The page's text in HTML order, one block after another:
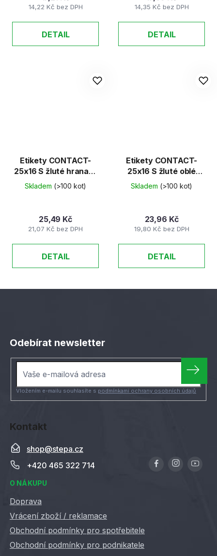
14,22 Kč bez DPH
DETAIL
14,35 Kč bez DPH
DETAIL
Etikety CONTACT-
25x16 S žluté hranaté
40ks/K
Skladem (>100 kot)
21,07 Kč bez DPH
25,49 Kč
DETAIL
Etikety CONTACT-
25x16 S žluté oblé
40ks/K
Skladem (>100 kot)
19,80 Kč bez DPH
23,96 Kč
DETAIL
Kontakt
shop@stepa.cz
+420 465 322 714
O NÁKUPU
Doprava
Vrácení zboží / reklamace
Obchodní podmínky pro spotřebitele
Obchodní podmínky pro podnikatele
Odebírat newsletter
Vložením e-mailu souhlasíte s podmínkami ochrany osobních údajů